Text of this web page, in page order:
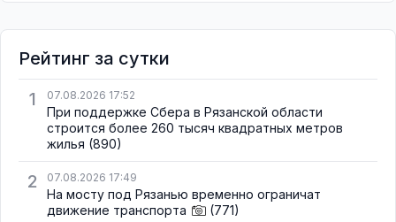
Рейтинг за сутки
1
07.08.2026 17:52
При поддержке Сбера в Рязанской области
строится более 260 тысяч квадратных метров
жилья (890)
2 07.08.2026 17:49
На мосту под Рязанью временно ограничат
движение транспорта
(771)